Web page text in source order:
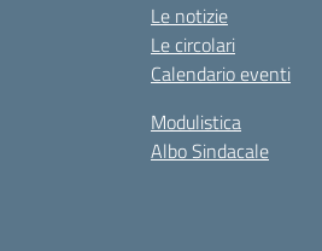
Le notizie
Le circolari
Calendario eventi
Modulistica
Albo Sindacale